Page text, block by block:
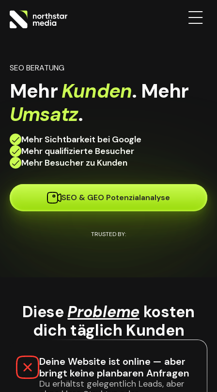
SEO BERATUNG
MehrKunden. Mehr
Umsatz.
Mehr Sichtbarkeit bei Google
Mehr qualifizierte Besucher
Mehr Besucher zu Kunden
SEO & GEO Potenzialanalyse
TRUSTED BY:
DieseProbleme kosten
dich täglich Kunden
Deine Website ist online — aber
bringt keine planbaren Anfragen
Du erhältst gelegentlich Leads, aber